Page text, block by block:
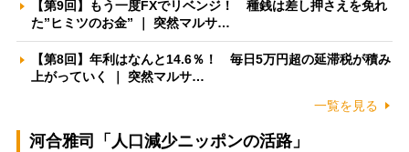
【第9回】もう一度FXでリベンジ！ 種銭は差し押さえを免れ
た”ヒミツのお金” ｜ 突然マルサ…
【第8回】年利はなんと14.6％！ 毎日5万円超の延滞税が積み
上がっていく ｜ 突然マルサ…
一覧を見る
河合雅司「人口減少ニッポンの活路」